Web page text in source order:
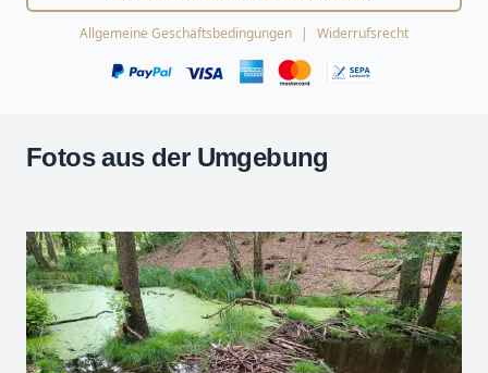
Allgemeine Geschäftsbedingungen Widerrufsrecht
Fotos aus der Umgebung
+
−